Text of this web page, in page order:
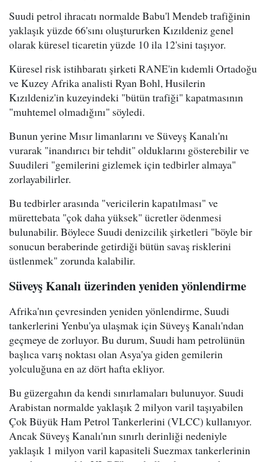
Suudi petrol ihracatı normalde Babu'l Mendeb trafiğinin
yaklaşık yüzde 66'sını oluştururken Kızıldeniz genel
olarak küresel ticaretin yüzde 10 ila 12'sini taşıyor.
Küresel risk istihbaratı şirketi RANE'in kıdemli Ortadoğu
ve Kuzey Afrika analisti Ryan Bohl, Husilerin
Kızıldeniz'in kuzeyindeki "bütün trafiği" kapatmasının
"muhtemel olmadığını" söyledi.
Bunun yerine Mısır limanlarını ve Süveyş Kanalı'nı
vurarak "inandırıcı bir tehdit" olduklarını gösterebilir ve
Suudileri "gemilerini gizlemek için tedbirler almaya"
zorlayabilirler.
Bu tedbirler arasında "vericilerin kapatılması" ve
mürettebata "çok daha yüksek" ücretler ödenmesi
bulunabilir. Böylece Suudi denizcilik şirketleri "böyle bir
sonucun beraberinde getirdiği bütün savaş risklerini
üstlenmek" zorunda kalabilir.
Süveyş Kanalı üzerinden yeniden yönlendirme
Afrika'nın çevresinden yeniden yönlendirme, Suudi
tankerlerini Yenbu'ya ulaşmak için Süveyş Kanalı'ndan
geçmeye de zorluyor. Bu durum, Suudi ham petrolünün
başlıca varış noktası olan Asya'ya giden gemilerin
yolculuğuna en az dört hafta ekliyor.
Bu güzergahın da kendi sınırlamaları bulunuyor. Suudi
Arabistan normalde yaklaşık 2 milyon varil taşıyabilen
Çok Büyük Ham Petrol Tankerlerini (VLCC) kullanıyor.
Ancak Süveyş Kanalı'nın sınırlı derinliği nedeniyle
yaklaşık 1 milyon varil kapasiteli Suezmax tankerlerinin